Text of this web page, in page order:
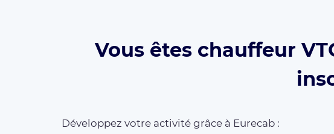
Vous êtes chauffeur
Développez votre activité grâce à Eurecab :